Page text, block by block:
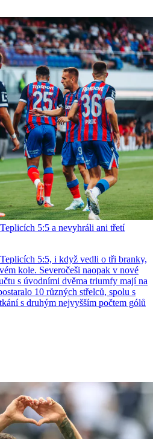
5:5 a nevyhráli ani třetí
5:5, i když vedli o tři branky,
kole. Severočeši naopak v nové
s úvodními dvěma triumfy mají na
10 různých střelců, spolu s
s druhým nejvyšším počtem gólů